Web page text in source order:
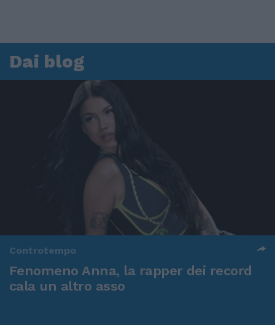
Dai blog
Controtempo
Fenomeno Anna, la rapper dei record
cala un altro asso